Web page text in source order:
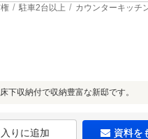
駐車2台以上 カウンターキッチ
下収納付で収納豊富な新邸です。
りに追加 資料を